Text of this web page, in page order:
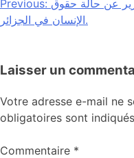
Previous: عن حالة حقوق
الإنسان في الجزائر.
Laisser un
Votre adresse e-mail ne
obligatoires sont
Commentaire *